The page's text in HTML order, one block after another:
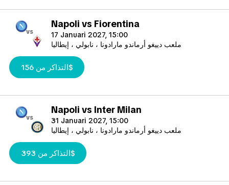
vs
Napoli vs Fiorentina
17 Januari 2027, 15:00
ملعب دييغو أرماندو مارادونا ، نابولي ، إيطاليا
التذاكر من 156$
vs
Napoli vs Inter Milan
31 Januari 2027, 15:00
ملعب دييغو أرماندو مارادونا ، نابولي ، إيطاليا
التذاكر من 393$